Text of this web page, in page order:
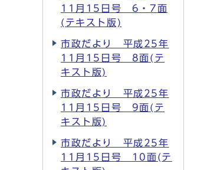
11月15日号 6・7面
(テキスト版)
市政だより 平成25年
11月15日号 8面(テ
キスト版)
市政だより 平成25年
11月15日号 9面(テ
キスト版)
市政だより 平成25年
11月15日号 10面(テ